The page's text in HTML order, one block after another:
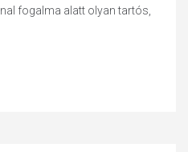
fogalma alatt olyan tartós,